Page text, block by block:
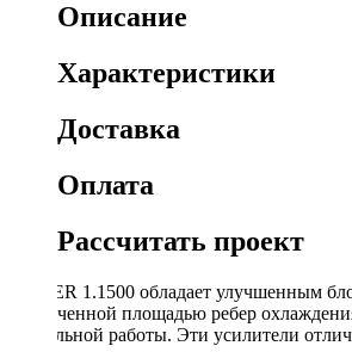
Описание
Характеристики
Доставка
Оплата
Рассчитать проект
POWER 1.1500 обладает улучшенным
увеличенной площадью ребер
стабильной работы. Эти усилители